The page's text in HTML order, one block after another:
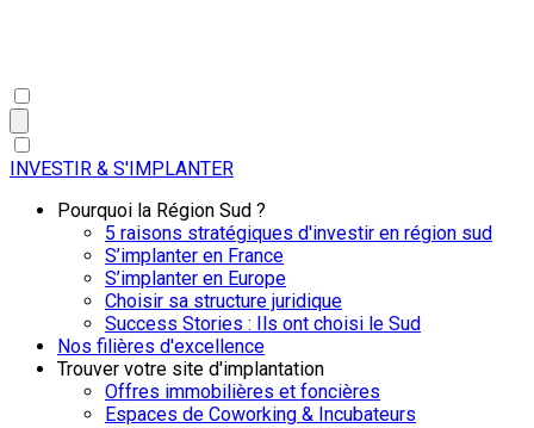
INVESTIR & S'IMPLANTER
Pourquoi la Région Sud ?
5 raisons stratégiques d'investir en région sud
S’implanter en France
S’implanter en Europe
Choisir sa structure juridique
Success Stories : Ils ont choisi le Sud
Nos filières d'excellence
Trouver votre site d'implantation
Offres immobilières et foncières
Espaces de Coworking & Incubateurs